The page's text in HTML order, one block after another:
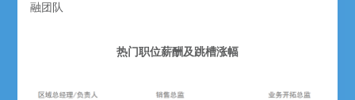
融团队
热门职位薪酬及跳槽涨幅